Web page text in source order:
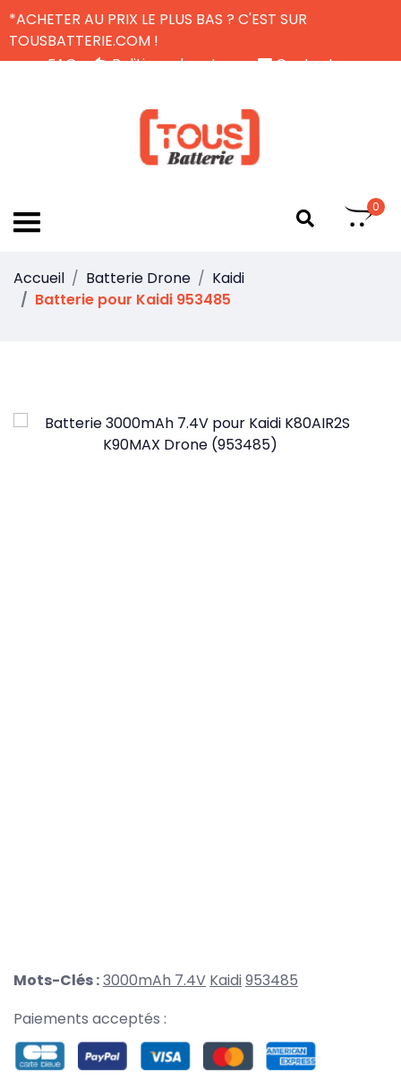
*ACHETER AU PRIX LE PLUS BAS ? C'EST SUR
TOUSBATTERIE.COM !
FAQ
Politique de retour
Contactez-nous
0
Accueil Batterie Drone
Kaidi
Batterie pour Kaidi 953485
Mots-Clés :3000mAh 7.4V Kaidi953485
Paiements acceptés :